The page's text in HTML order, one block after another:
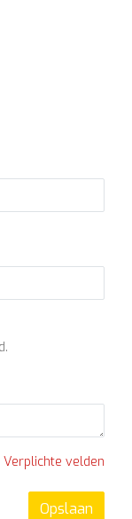
velden
Opslaan